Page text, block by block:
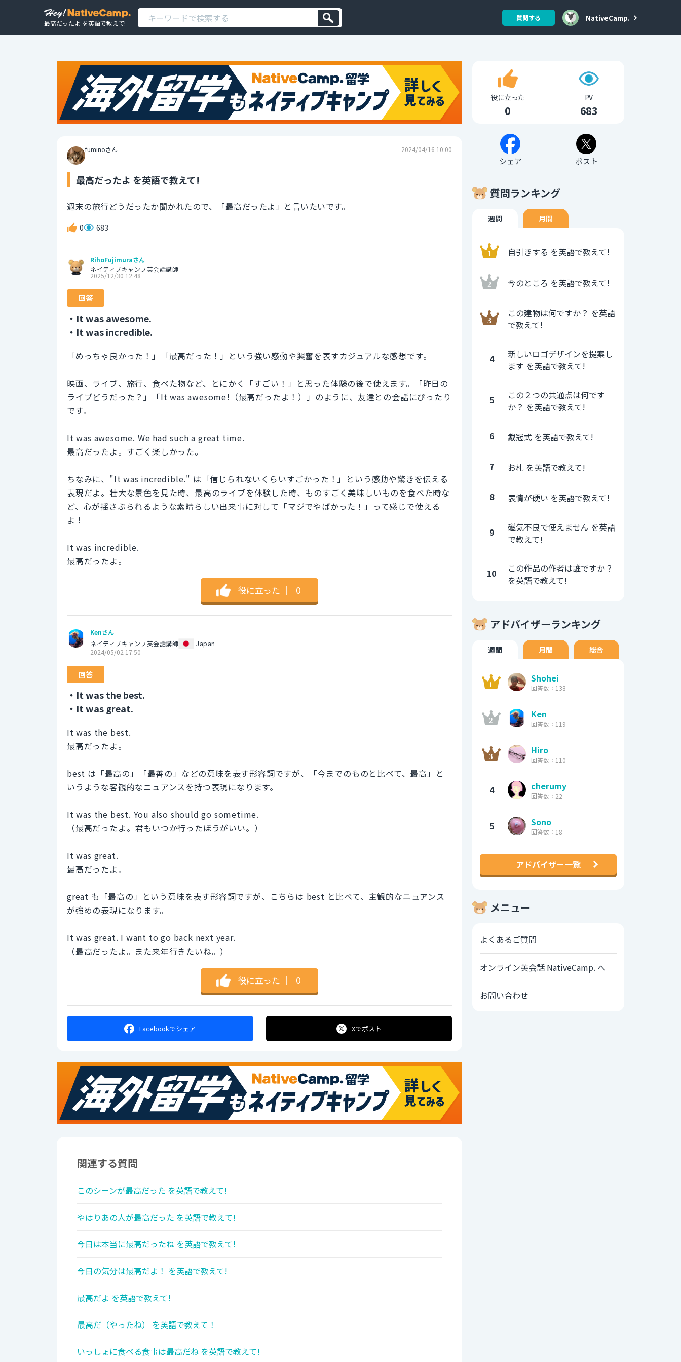
最高だったよ を英語で教えて!
質問する NativeCamp.
fuminoさん 2024/04/16 10:00
最高だったよ を英語で教えて!
週末の旅行どうだったか聞かれたので、「最高だったよ」と言いたいです。
0 683
RihoFujimuraさん
ネイティブキャンプ英会話講師
2025/12/30 12:48
回答
・It was awesome.
・It was incredible.
「めっちゃ良かった！」「最高だった！」という強い感動や興奮を表すカジュアルな感想です。
映画、ライブ、旅行、食べた物など、とにかく「すごい！」と思った体験の後で使えます。「昨日の
ライブどうだった？」「It was awesome!（最高だったよ！）」のように、友達との会話にぴったり
です。
It was awesome. We had such a great time.
最高だったよ。すごく楽しかった。
ちなみに、"It was incredible." は「信じられないくらいすごかった！」という感動や驚きを伝える
表現だよ。壮大な景色を見た時、最高のライブを体験した時、ものすごく美味しいものを食べた時な
ど、心が揺さぶられるような素晴らしい出来事に対して「マジでやばかった！」って感じで使える
よ！
It was incredible.
最高だったよ。
役に立った ｜ 0
Kenさん
ネイティブキャンプ英会話講師
Japan
2024/05/02 17:50
回答
・It was the best.
・It was great.
It was the best.
最高だったよ。
best は「最高の」「最善の」などの意味を表す形容詞ですが、「今までのものと比べて、最高」と
いうような客観的なニュアンスを持つ表現になります。
It was the best. You also should go sometime.
（最高だったよ。君もいつか行ったほうがいい。）
It was great.
最高だったよ。
great も「最高の」という意味を表す形容詞ですが、こちらは best と比べて、主観的なニュアンス
が強めの表現になります。
It was great. I want to go back next year.
（最高だったよ。また来年行きたいね。）
役に立った ｜ 0
Facebookでシェア Xでポスト
関連する質問
このシーンが最高だった を英語で教えて!
やはりあの人が最高だった を英語で教えて!
今日は本当に最高だったね を英語で教えて!
今日の気分は最高だよ！ を英語で教えて!
最高だよ を英語で教えて!
最高だ（やったね） を英語で教えて！
いっしょに食べる食事は最高だね を英語で教えて!
役に立った
0
PV
683
シェア ポスト
質問ランキング
週間 月間
自引きする を英語で教えて!
今のところ を英語で教えて!
この建物は何ですか？ を英語
で教えて!
4
新しいロゴデザインを提案し
ます を英語で教えて!
5
この２つの共通点は何です
か？ を英語で教えて!
6 戴冠式 を英語で教えて!
7 お札 を英語で教えて!
8 表情が硬い を英語で教えて!
9
磁気不良で使えません を英語
で教えて!
10
この作品の作者は誰ですか？
を英語で教えて!
アドバイザーランキング
週間 月間 総合
Shohei
回答数：138
Ken
回答数：119
Hiro
回答数：110
4 cherumy
回答数：22
5 Sono
回答数：18
アドバイザー一覧
メニュー
よくあるご質問
オンライン英会話 NativeCamp. へ
お問い合わせ